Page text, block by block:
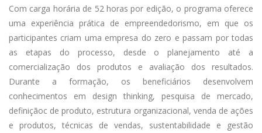
Com carga horária de 52 horas por edição, o programa oferece
uma experiência prática de empreendedorismo, em que os
participantes criam uma empresa do zero e passam por todas
as etapas do processo, desde o planejamento até a
comercialização dos produtos e avaliação dos resultados.
Durante a formação, os beneficiários desenvolvem
conhecimentos em design thinking, pesquisa de mercado,
definiçãoc de produto, estrutura organizacional, venda de ações
e produtos, técnicas de vendas, sustentabilidade e gestão